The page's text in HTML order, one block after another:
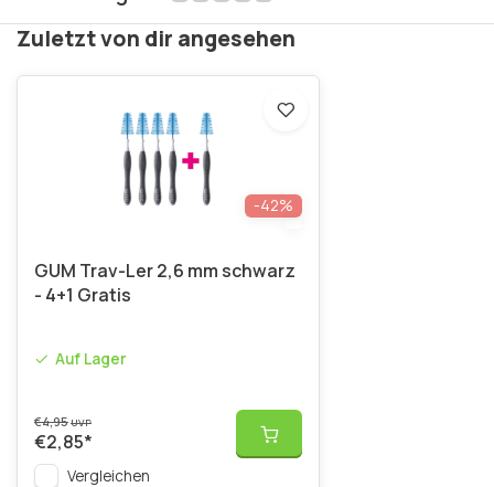
Zuletzt von dir angesehen
-42%
GUM Trav-Ler 2,6 mm schwarz
- 4+1 Gratis
Auf Lager
€4,95UVP
€2,85*
Vergleichen